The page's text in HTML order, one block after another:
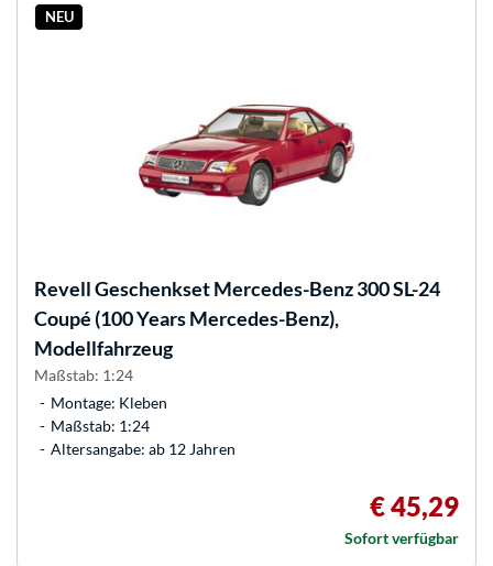
NEU
RevellGeschenkset Mercedes-Benz 300 SL-24
Coupé (100 Years Mercedes-Benz),
Modellfahrzeug
Maßstab: 1:24
Montage: Kleben
Maßstab: 1:24
Altersangabe: ab 12 Jahren
€ 45,29
Sofort verfügbar